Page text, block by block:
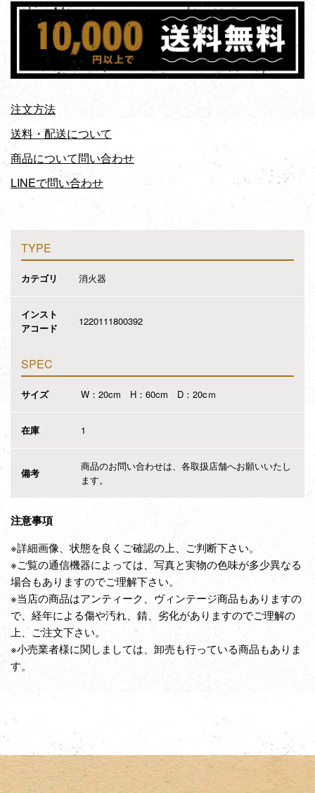
注文方法
送料・配送について
商品について問い合わせ
LINEで問い合わせ
TYPE
カテゴリ 消火器
インスト
アコード
1220111800392
SPEC
サイズ W：20cm H：60cm D：20cｍ
在庫 1
備考
商品のお問い合わせは、各取扱店舗へお願いいたし
ます。
注意事項
※詳細画像、状態を良くご確認の上、ご判断下さい。
※ご覧の通信機器によっては、写真と実物の色味が多少異なる
場合もありますのでご理解下さい。
※当店の商品はアンティーク、ヴィンテージ商品もありますの
で、経年による傷や汚れ、錆、劣化がありますのでご理解の
上、ご注文下さい。
※小売業者様に関しましては、卸売も行っている商品もありま
す。